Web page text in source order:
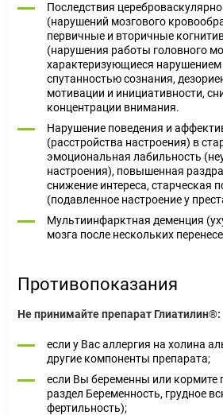
Последствия
(нарушений мозгового
первичные и вторичные
(нарушения работы головного
характеризующиеся нарушением
спутанностью сознания,
мотивации и инициативности,
концентрации внимания.
Нарушение поведения и
(расстройства настроения) в
эмоциональная лабильность
настроения), повышенная
снижение интереса, старческая
(подавленное настроение у
Мультиинфарктная деменция
мозга после нескольких
Противопоказания
Не принимайте препарат Глиатилин®:
если у Вас аллергия на холина
другие компоненты препарата;
если Вы беременны или кормите
раздел Беременность, грудное
фертильность);